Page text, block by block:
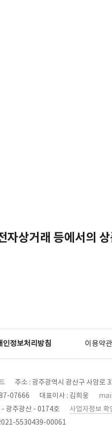
자상거래 등에서의
인정보처리방침 이용약관
주소 : 광주광역시 광산구 사암로
07666
대표이사 : 김희웅
광주광산 - 0174호
사업자정보 확
5530439-00061